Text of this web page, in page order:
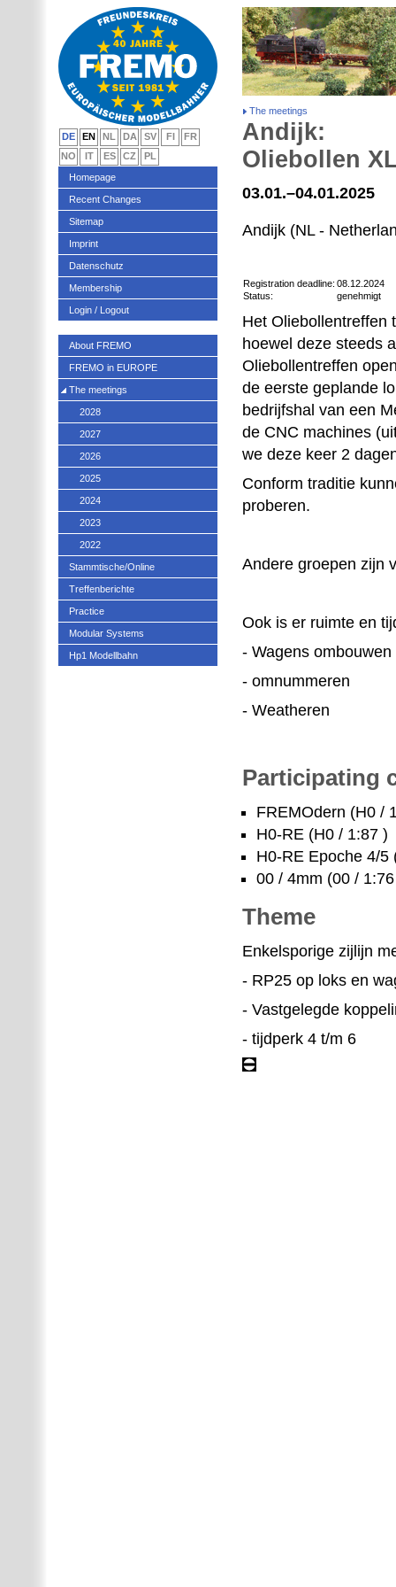
The meetings
Andijk:
Oliebollen
03.01.–04.01.2025
Andijk (NL -
Registration deadline: 08.12.2024
Status:
genehmigt
Het Oliebollentreffen
hoewel deze steeds
Oliebollentreffen
de eerste geplande
bedrijfshal van een
de CNC machines
we deze keer 2
Conform traditie
proberen.
Andere groepen zijn
Ook is er ruimte en
- Wagens
- omnummeren
- Weatheren
Participating
FREMOdern (H0 /
H0-RE (H0 / 1:87 )
H0-RE Epoche 4/5
00 / 4mm (00 /
Theme
Enkelsporige zijlijn
- RP25 op loks en
- Vastgelegde
- tijdperk 4 t/m 6
DE EN NL DA SV FI
FR
NO
IT ES CZ
PL
Homepage
Recent Changes
Sitemap
Imprint
Datenschutz
Membership
Login / Logout
About FREMO
FREMO in EUROPE
The meetings
2028
2027
2026
2025
2024
2023
2022
Stammtische/Online
Treffenberichte
Practice
Modular Systems
Hp1 Modellbahn